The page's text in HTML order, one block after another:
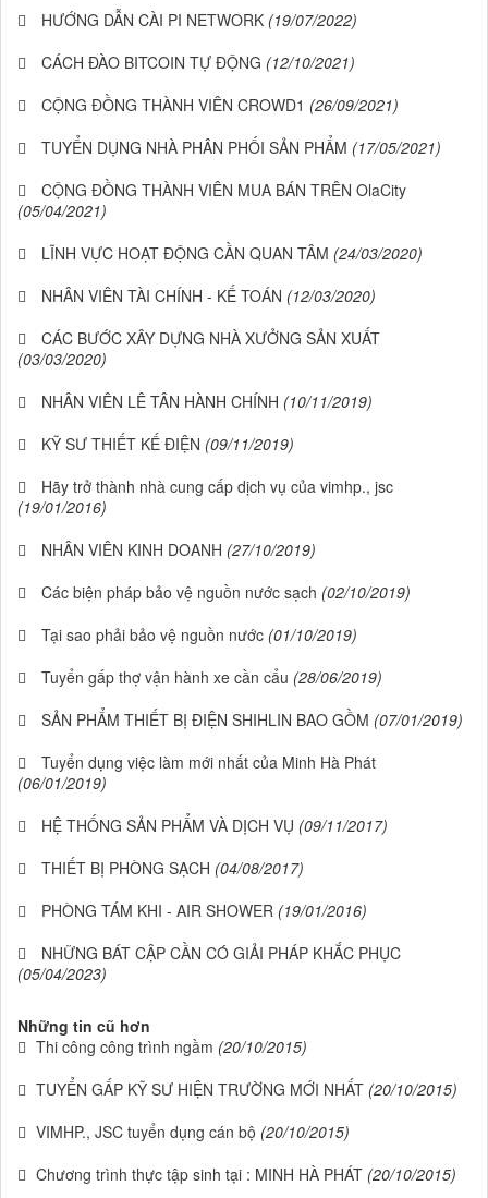
HƯỚNG DẪN CÀI PI NETWORK (19/07/2022)
CÁCH ĐÀO BITCOIN TỰ ĐỘNG (12/10/2021)
CỘNG ĐỒNG THÀNH VIÊN CROWD1 (26/09/2021)
TUYỂN DỤNG NHÀ PHÂN PHỐI SẢN PHẨM (17/05/2021)
CỘNG ĐỒNG THÀNH VIÊN MUA BÁN TRÊN OlaCity
(05/04/2021)
LĨNH VỰC HOẠT ĐỘNG CẦN QUAN TÂM (24/03/2020)
NHÂN VIÊN TÀI CHÍNH - KẾ TOÁN (12/03/2020)
CÁC BƯỚC XÂY DỰNG NHÀ XƯỞNG SẢN XUẤT
(03/03/2020)
NHÂN VIÊN LÊ TÂN HÀNH CHÍNH (10/11/2019)
KỸ SƯ THIẾT KẾ ĐIỆN (09/11/2019)
Hãy trở thành nhà cung cấp dịch vụ của vimhp., jsc
(19/01/2016)
NHÂN VIÊN KINH DOANH (27/10/2019)
Các biện pháp bảo vệ nguồn nước sạch (02/10/2019)
Tại sao phải bảo vệ nguồn nước (01/10/2019)
Tuyển gấp thợ vận hành xe cần cẩu (28/06/2019)
SẢN PHẨM THIẾT BỊ ĐIỆN SHIHLIN BAO GỒM (07/01/2019)
Tuyển dụng việc làm mới nhất của Minh Hà Phát
(06/01/2019)
HỆ THỐNG SẢN PHẨM VÀ DỊCH VỤ (09/11/2017)
THIẾT BỊ PHÒNG SẠCH (04/08/2017)
PHÒNG TÁM KHI - AIR SHOWER (19/01/2016)
NHỮNG BÁT CẬP CẦN CÓ GIẢI PHÁP KHẮC PHỤC
(05/04/2023)
Những tin cũ hơn
Thi công công trình ngầm (20/10/2015)
TUYỂN GẤP KỸ SƯ HIỆN TRƯỜNG MỚI NHẤT (20/10/2015)
VIMHP., JSC tuyển dụng cán bộ (20/10/2015)
Chương trình thực tập sinh tại : MINH HÀ PHÁT (20/10/2015)